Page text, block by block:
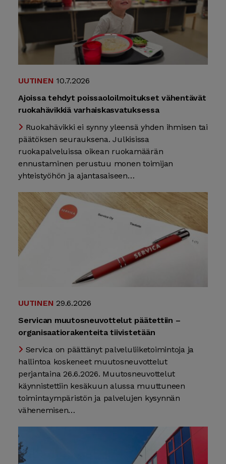
UUTINEN 10.7.2026
Ajoissa tehdyt poissaoloilmoitukset vähentävät
ruokahävikkiä varhaiskasvatuksessa
Ruokahävikki ei synny yleensä yhden ihmisen tai
päätöksen seurauksena. Julkisissa
ruokapalveluissa oikean ruokamäärän
ennustaminen perustuu monen toimijan
yhteistyöhön ja ajantasaiseen…
UUTINEN 29.6.2026
Servican muutosneuvottelut päätettiin –
organisaatiorakenteita tiivistetään
Servica on päättänyt palveluliiketoimintoja ja
hallintoa koskeneet muutosneuvottelut
perjantaina 26.6.2026. Muutosneuvottelut
käynnistettiin kesäkuun alussa muuttuneen
toimintaympäristön ja palvelujen kysynnän
vähenemisen…